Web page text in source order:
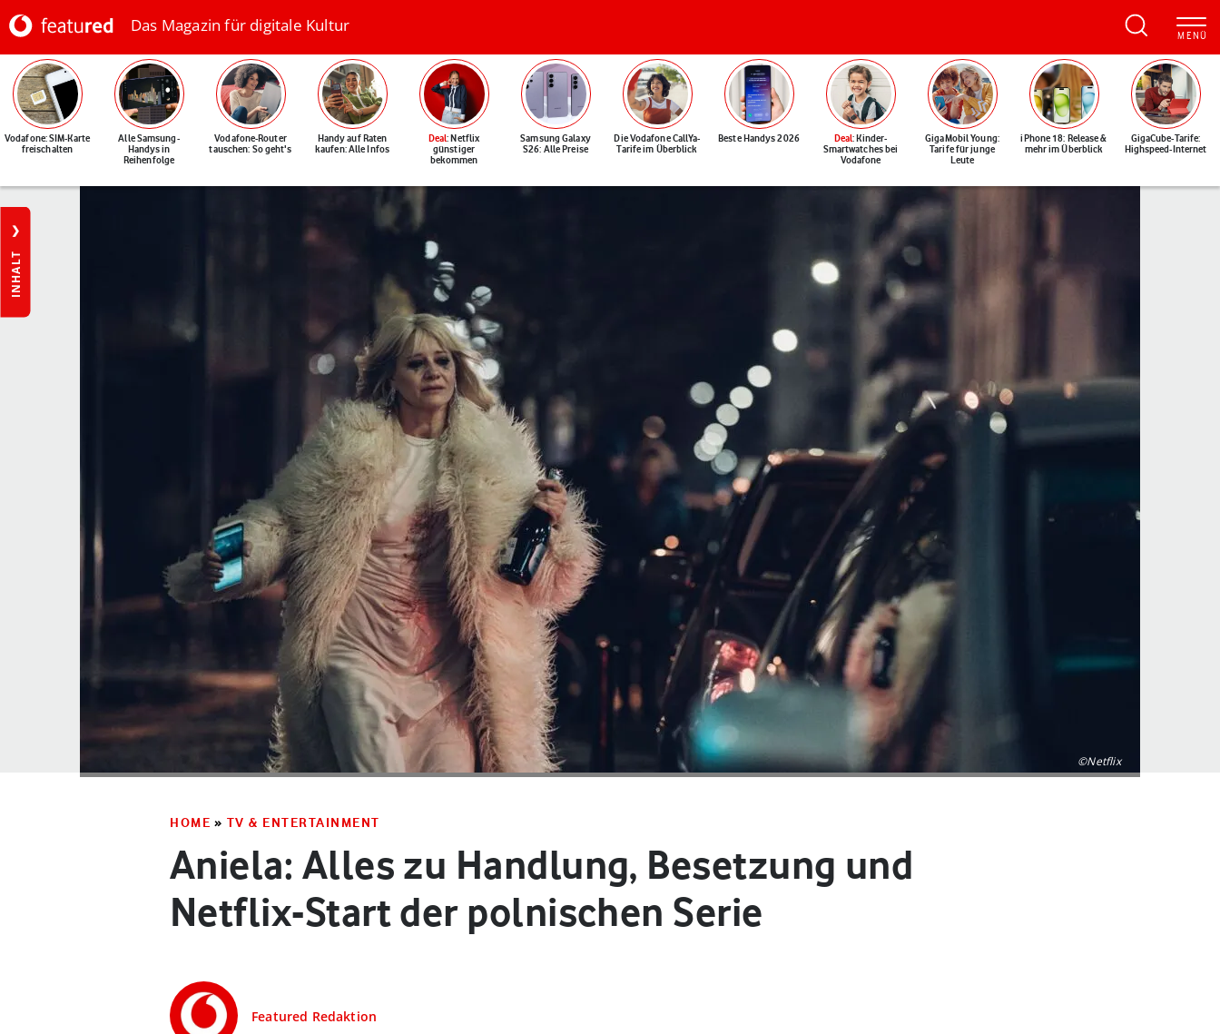
Das Magazin für digitale Kultur
Vodafone: SIM-Karte
freischalten
Alle Samsung-
Handys in
Reihenfolge
Vodafone-Router
tauschen: So geht's
Handy auf Raten
kaufen: Alle Infos
Deal: Netflix
günstiger
bekommen
Samsung Galaxy
S26: Alle Preise
Die Vodafone CallYa-
Tarife im Überblick
Beste Handys 2026 Deal: Kinder-
Smartwatches bei
Vodafone
GigaMobil Young:
Tarife für junge
Leute
iPhone 18: Release &
mehr im Überblick
GigaCube-Tarife:
Highspeed-Internet
INHALT
©Netflix
HOME » TV & ENTERTAINMENT
Aniela: Alles zu Handlung, Besetzung und
Netflix-Start der polnischen Serie
Featured Redaktion